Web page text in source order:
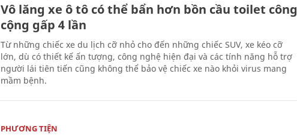
Vô lăng xe ô tô có thể bẩn hơn bồn cầu toilet công
cộng gấp 4 lần
Từ những chiếc xe du lịch cỡ nhỏ cho đến những chiếc SUV, xe kéo cỡ
lớn, dù có thiết kế ấn tượng, công nghệ hiện đại và các tính năng hỗ trợ
người lái tiên tiến cũng không thể bảo vệ chiếc xe nào khỏi virus mang
mầm bệnh.
PHƯƠNG TIỆN